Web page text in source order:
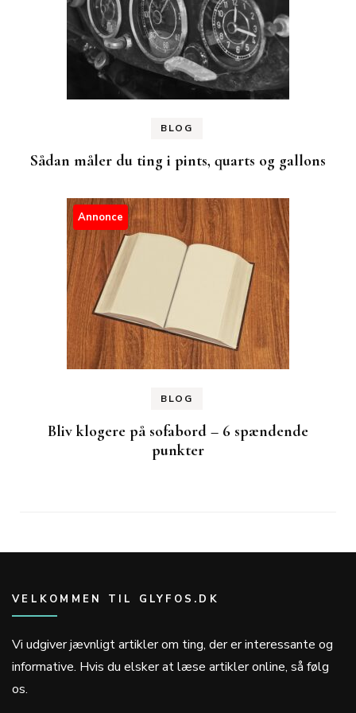
BLOG
Sådan måler du ting i pints, quarts og gallons
Annonce
BLOG
Bliv klogere på sofabord – 6 spændende
punkter
VELKOMMEN TIL GLYFOS.DK
Vi udgiver jævnligt artikler om ting, der er interessante og
informative. Hvis du elsker at læse artikler online, så følg
os.